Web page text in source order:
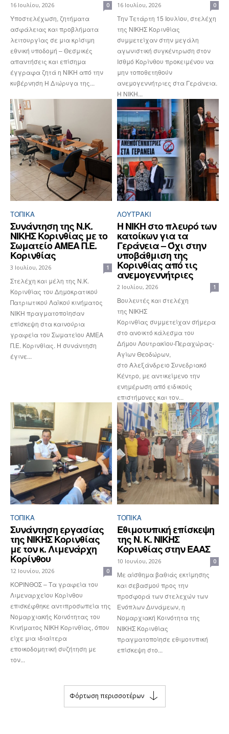
16 Ιουλίου, 2026 0
Υποστελέχωση, ζητήματα
ασφάλειας και προβλήματα
λειτουργίας σε μια κρίσιμη
εθνική υποδομή – Θεσμικές
απαντήσεις και επίσημα
έγγραφα ζητά η ΝΙΚΗ από την
κυβέρνηση Η Διώρυγα της...
16 Ιουλίου, 2026 0
Την Τετάρτη 15 Ιουλίου, στελέχη
της ΝΙΚΗΣ Κορινθίας
συμμετείχαν στην μεγάλη
αγωνιστική συγκέντρωση στον
Ισθμό Κορίνθου προκειμένου να
μην τοποθετηθούν
ανεμογεννήτριες στα Γεράνεια.
Η ΝΙΚΗ...
ΤΟΠΙΚΑ
Συνάντηση της Ν.Κ.
ΝΙΚΗΣ Κορινθίας με το
Σωματείο ΑΜΕΑ Π.Ε.
Κορινθίας
3 Ιουλίου, 2026 1
Στελέχη και μέλη της Ν.Κ.
Κορινθίας του Δημοκρατικού
Πατριωτικού Λαϊκού κινήματος
ΝΙΚΗ πραγματοποίησαν
επίσκεψη στα καινούρια
γραφεία του Σωματείου ΑΜΕΑ
Π.Ε. Κορινθίας. Η συνάντηση
έγινε...
ΛΟΥΤΡΆΚΙ
Η ΝΙΚΗ στο πλευρό των
κατοίκων για τα
Γεράνεια – Όχι στην
υποβάθμιση της
Κορινθίας από τις
ανεμογεννήτριες
2 Ιουλίου, 2026 1
Βουλευτές και στελέχη
της ΝΙΚΗΣ
Κορινθίας συμμετείχαν σήμερα
στο ανοικτό κάλεσμα του
Δήμου Λουτρακίου-Περαχώρας-
Αγίων Θεοδώρων,
στο Αλεξάνδρειο Συνεδριακό
Κέντρο, με αντικείμενο την
ενημέρωση από ειδικούς
επιστήμονες και τον...
ΤΟΠΙΚΑ
Συνάντηση εργασίας
της ΝΙΚΗΣ Κορινθίας
με τον κ. Λιμενάρχη
Κορίνθου
12 Ιουνίου, 2026 0
ΚΟΡΙΝΘΟΣ – Τα γραφεία του
Λιμεναρχείου Κορίνθου
επισκέφθηκε αντιπροσωπεία της
Νομαρχιακής Κοινότητας του
Κινήματος ΝΙΚΗ Κορινθίας, όπου
είχε μια ιδιαίτερα
εποικοδομητική συζήτηση με
τον...
ΤΟΠΙΚΑ
Εθιμοτυπική επίσκεψη
της Ν. Κ. ΝΙΚΗΣ
Κορινθίας στην ΕΑΑΣ
10 Ιουνίου, 2026 0
Με αίσθημα βαθιάς εκτίμησης
και σεβασμού προς την
προσφορά των στελεχών των
Ενόπλων Δυνάμεων, η
Νομαρχιακή Κοινότητα της
ΝΙΚΗΣ Κορινθίας
πραγματοποίησε εθιμοτυπική
επίσκεψη στο...
Φόρτωση περισσοτέρων